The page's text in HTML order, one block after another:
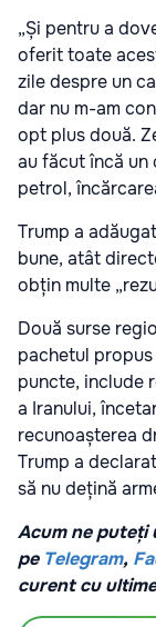
„Și pentru a
oferit toate
zile despre un
dar nu m-am
opt plus două.
au făcut încă
petrol,
Trump a
bune, atât
obțin multe
Două surse
pachetul
puncte, include
a Iranului,
recunoașterea
Trump a
să nu dețină
Acum ne puteți
pe Telegram,
curent cu